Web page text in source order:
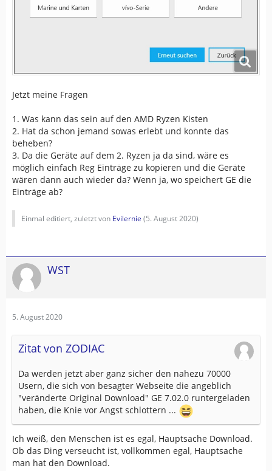
Jetzt meine Fragen
1. Was kann das sein auf den AMD Ryzen Kisten
2. Hat da schon jemand sowas erlebt und konnte das
beheben?
3. Da die Geräte auf dem 2. Ryzen ja da sind, wäre es
möglich einfach Reg Einträge zu kopieren und die Geräte
wären dann auch wieder da? Wenn ja, wo speichert GE die
Einträge ab?
Einmal editiert, zuletzt von Evilernie (5. August 2020)
WST
5. August 2020
Zitat von ZODIAC
Da werden jetzt aber ganz sicher den nahezu 70000
Usern, die sich von besagter Webseite die angeblich
"veränderte Original Download" GE 7.02.0 runtergeladen
haben, die Knie vor Angst schlottern ...
Ich weiß, den Menschen ist es egal, Hauptsache Download.
Ob das Ding verseucht ist, vollkommen egal, Hauptsache
man hat den Download.